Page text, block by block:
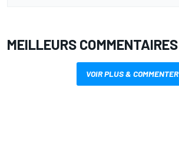
MEILLEURS COMMENTAIRES
VOIR PLUS & COMMENTER